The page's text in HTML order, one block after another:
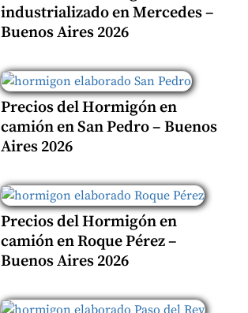
industrializado en Mercedes –
Buenos Aires 2026
Precios del Hormigón en
camión en San Pedro – Buenos
Aires 2026
Precios del Hormigón en
camión en Roque Pérez –
Buenos Aires 2026